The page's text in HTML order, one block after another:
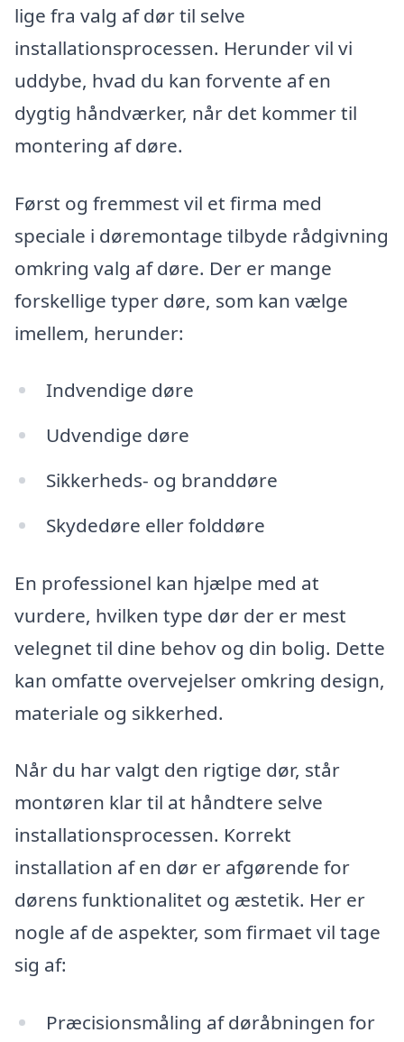
lige fra valg af dør til selve
installationsprocessen. Herunder vil vi
uddybe, hvad du kan forvente af en
dygtig håndværker, når det kommer til
montering af døre.
Først og fremmest vil et firma med
speciale i døremontage tilbyde rådgivning
omkring valg af døre. Der er mange
forskellige typer døre, som kan vælge
imellem, herunder:
Indvendige døre
Udvendige døre
Sikkerheds- og branddøre
Skydedøre eller folddøre
En professionel kan hjælpe med at
vurdere, hvilken type dør der er mest
velegnet til dine behov og din bolig. Dette
kan omfatte overvejelser omkring design,
materiale og sikkerhed.
Når du har valgt den rigtige dør, står
montøren klar til at håndtere selve
installationsprocessen. Korrekt
installation af en dør er afgørende for
dørens funktionalitet og æstetik. Her er
nogle af de aspekter, som firmaet vil tage
sig af:
Præcisionsmåling af døråbningen for